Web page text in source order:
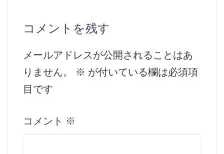
コメントを残す
メールアドレスが公開されることはあ
りません。
※ が付いている欄は必須項
目です
コメント ※